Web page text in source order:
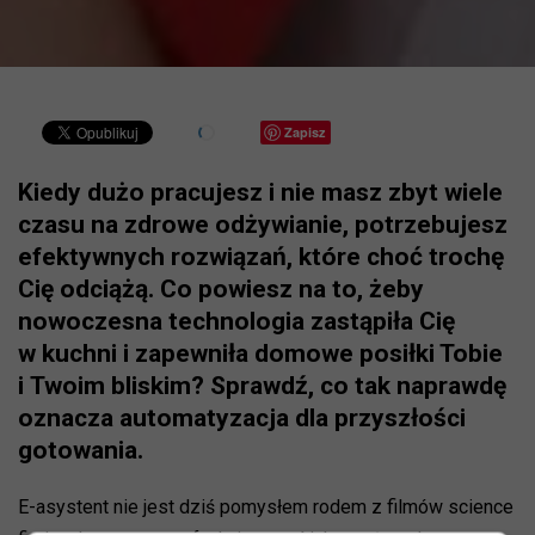
Zapisz
Kiedy dużo pracujesz i nie masz zbyt wiele
czasu na zdrowe odżywianie, potrzebujesz
efektywnych rozwiązań, które choć trochę
Cię odciążą. Co powiesz na to, żeby
nowoczesna technologia zastąpiła Cię
w kuchni i zapewniła domowe posiłki Tobie
i Twoim bliskim? Sprawdź, co tak naprawdę
oznacza automatyzacja dla przyszłości
gotowania.
E-asystent nie jest dziś pomysłem rodem z filmów science